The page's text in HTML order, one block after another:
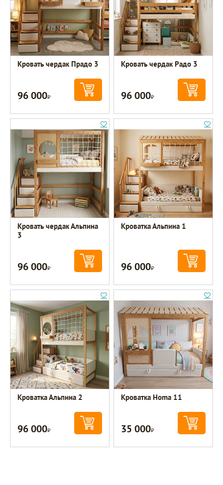
Кровать чердак Прадо 3
96 000Р
Кровать чердак Радо 3
96 000Р
Кровать чердак Альпина
3
96 000Р
Кроватка Альпина 1
96 000Р
Кроватка Альпина 2
96 000Р
Кроватка Homa 11
35 000Р